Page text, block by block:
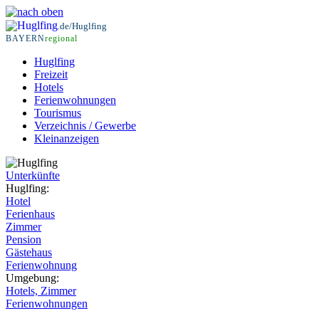
.de/Huglfing
BAYERNregional
Huglfing
Freizeit
Hotels
Ferienwohnungen
Tourismus
Verzeichnis / Gewerbe
Kleinanzeigen
Unterkünfte
Huglfing:
Hotel
Ferienhaus
Zimmer
Pension
Gästehaus
Ferienwohnung
Umgebung:
Hotels, Zimmer
Ferienwohnungen